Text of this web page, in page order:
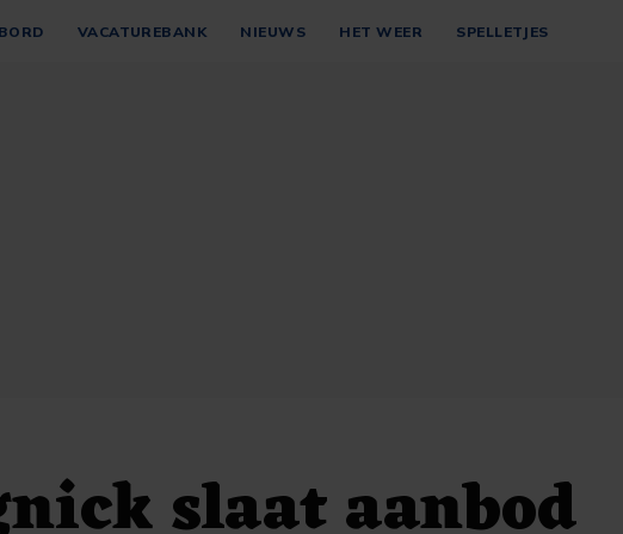
VACATUREBANK NIEUWS HET WEER SPELLETJES